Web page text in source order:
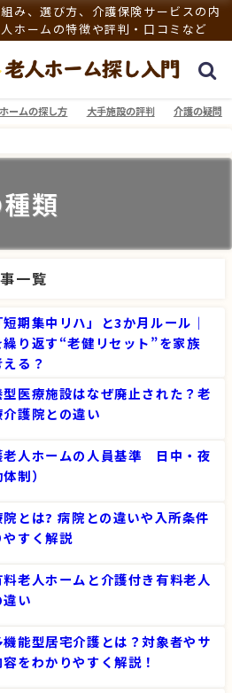
み、選び方、介護保険サービスの内
ホームの特徴や評判・口コミなど
ームの探し方 大手施設の評判 介護の疑問
類
一覧
期集中リハ」と3か月ルール｜
繰り返す“老健リセット”を家族
る？
型医療施設はなぜ廃止された？老
護院との違い
老人ホームの人員基準 日中・夜
制）
院とは? 病院との違いや入所条件
やすく解説
老人ホームと介護付き有料老人
い
能型居宅介護とは？対象者やサ
をわかりやすく解説！